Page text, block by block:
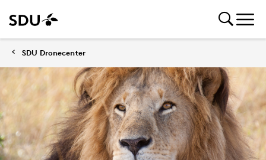
SDU Dronecenter